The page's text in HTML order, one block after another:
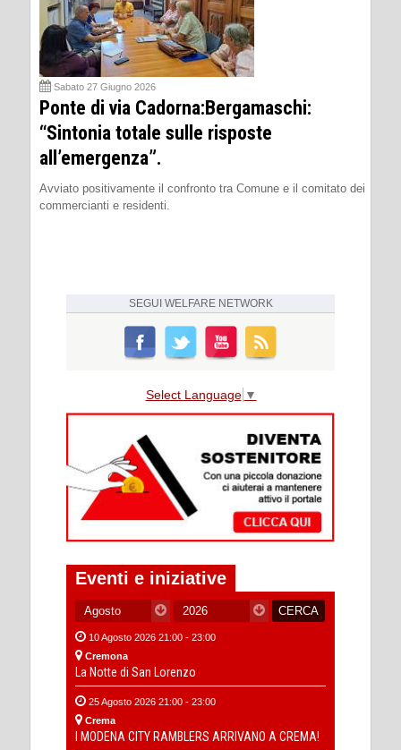
Sabato 27 Giugno 2026
Ponte di via Cadorna:Bergamaschi:
“Sintonia totale sulle risposte
all’emergenza”.
Avviato positivamente il confronto tra Comune e il comitato dei
commercianti e residenti.
SEGUI WELFARE NETWORK
Select Language ▼
Eventi e iniziative
10 Agosto 2026 21:00 - 23:00
Cremona
La Notte di San Lorenzo
25 Agosto 2026 21:00 - 23:00
Crema
I MODENA CITY RAMBLERS ARRIVANO A CREMA!